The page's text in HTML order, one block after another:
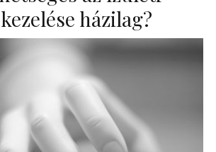
házilag?